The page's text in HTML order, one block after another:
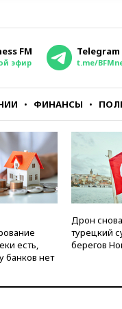
FM
эфир
Telegram
t.me/
ФИНАНСЫ
есть,
банков нет
Дрон
турецкий
берегов